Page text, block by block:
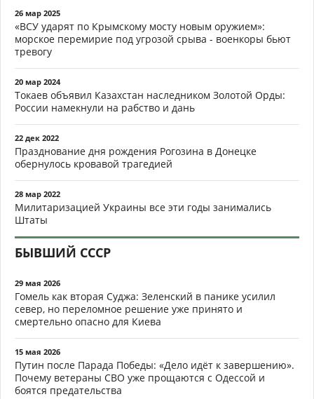
26 мар 2025
«ВСУ ударят по Крымскому мосту новым оружием»:
морское перемирие под угрозой срыва - военкоры бьют
тревогу
20 мар 2024
Токаев объявил Казахстан наследником Золотой Орды:
России намекнули на рабство и дань
22 дек 2022
Празднование дня рождения Рогозина в Донецке
обернулось кровавой трагедией
28 мар 2022
Милитаризацией Украины все эти годы занимались
Штаты
БЫВШИЙ СССР
29 мая 2026
Гомель как вторая Суджа: Зеленский в панике усилил
север, но переломное решение уже принято и
смертельно опасно для Киева
15 мая 2026
Путин после Парада Победы: «Дело идёт к завершению».
Почему ветераны СВО уже прощаются с Одессой и
боятся предательства